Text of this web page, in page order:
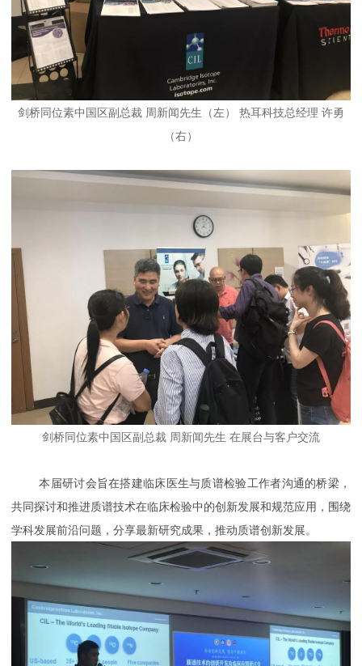
剑桥同位素中国区副总裁 周新闻先生（左） 热耳科技总经理 许勇
（右）
剑桥同位素中国区副总裁 周新闻先生 在展台与客户交流
本届研讨会旨在搭建临床医生与质谱检验工作者沟通的桥梁，
共同探讨和推进质谱技术在临床检验中的创新发展和规范应用，围绕
学科发展前沿问题，分享最新研究成果，推动质谱创新发展。